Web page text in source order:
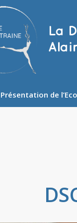
Présentation de